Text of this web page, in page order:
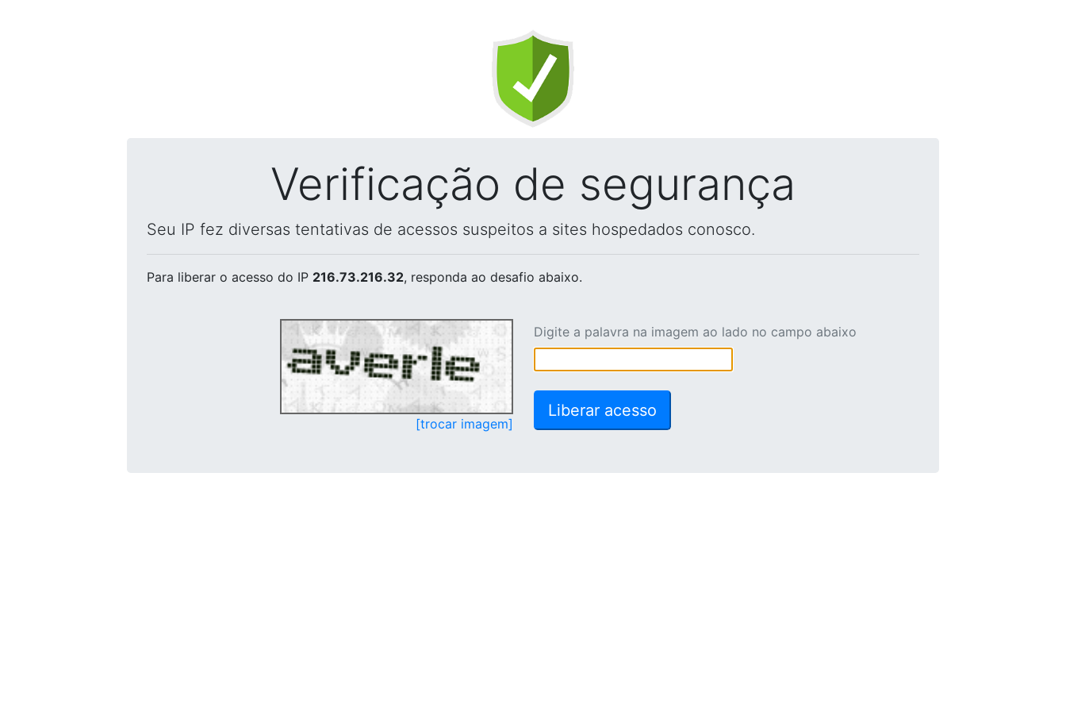
Verificação de segurança
Seu IP fez diversas tentativas de acessos suspeitos a sites hospedados conosco.
Para liberar o acesso do IP 216.73.216.32, responda ao desafio abaixo.
[trocar imagem]
Digite a palavra na imagem ao lado no campo abaixo